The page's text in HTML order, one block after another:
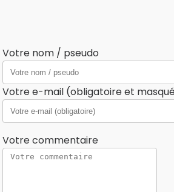
Votre nom / pseudo
Votre e-mail (obligatoire et
Votre commentaire